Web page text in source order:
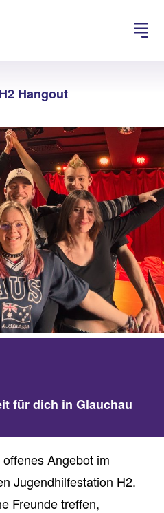
H2 Hangout
für dich in Glauchau
Angebot im
Jugendhilfestation H2.
Freunde treffen,